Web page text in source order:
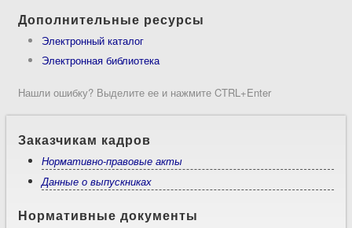
Дополнительные ресурсы
Электронный каталог
Электронная библиотека
Нашли ошибку? Выделите ее и нажмите CTRL+Enter
Заказчикам кадров
Нормативно-правовые акты
Данные о выпускниках
Нормативные документы